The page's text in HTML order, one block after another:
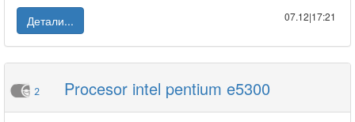
Детали...
07.12|17:21
2 Procesor intel pentium e5300